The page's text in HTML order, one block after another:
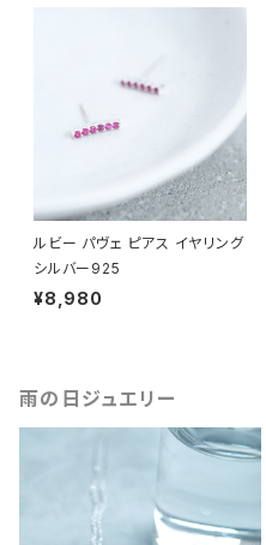
ルビー パヴェ ピアス イヤリング
シルバー925
¥8,980
雨の日ジュエリー